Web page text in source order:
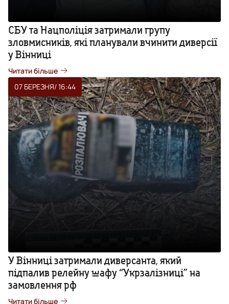
СБУ та Нацполіція затримали групу
зловмисників, які планували вчинити диверсії
у Вінниці
Читати більше
07 БЕРЕЗНЯ/ 16:44
У Вінниці затримали диверсанта, який
підпалив релейну шафу “Укрзалізниці” на
замовлення рф
Читати більше